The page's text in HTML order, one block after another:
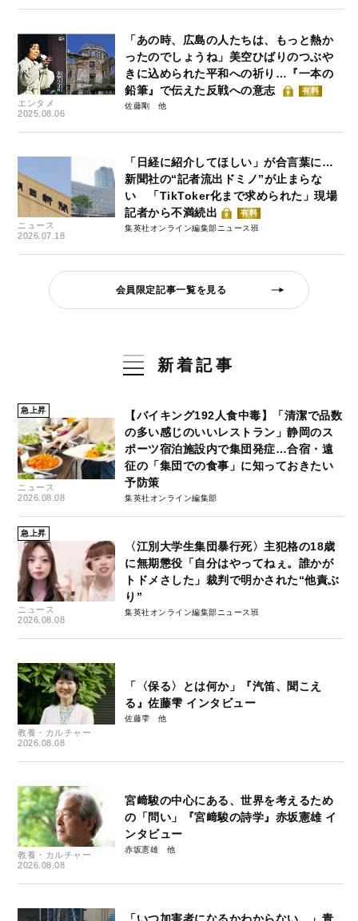
エンタメ
2025.08.06
「あの時、広島の人たちは、もっと熱か
ったのでしょうね」美空ひばりのつぶや
きに込められた平和への祈り…『一本の
鉛筆』で伝えた反戦への意志
有料
佐藤剛
ニュース
2026.07.18
「日経に紹介してほしい」が合言葉に…
新聞社の“記者流出ドミノ”が止まらな
い 「TikToker化まで求められた」現場
記者から不満続出
有料
集英社オンライン編集部ニュース班
会員限定記事一覧を見る
新着記事
急上昇
ニュース
2026.08.08
【バイキング192人食中毒】「清潔で品数
の多い感じのいいレストラン」静岡のス
ポーツ宿泊施設内で集団発症…合宿・遠
征の「集団での食事」に知っておきたい
予防策
集英社オンライン編集部
急上昇
ニュース
2026.08.08
〈江別大学生集団暴行死〉主犯格の18歳
に無期懲役「自分はやってねぇ。誰かが
トドメさした」裁判で明かされた“他責ぶ
り”
集英社オンライン編集部ニュース班
教養・カルチャー
2026.08.08
「〈保る〉とは何か」『汽笛、聞こえ
る』佐藤雫 インタビュー
佐藤雫
教養・カルチャー
2026.08.08
宮﨑駿の中心にある、世界を考えるため
の「問い」『宮﨑駿の詩学』赤坂憲雄 イ
ンタビュー
赤坂憲雄
「いつ加害者になるかわからない…」青